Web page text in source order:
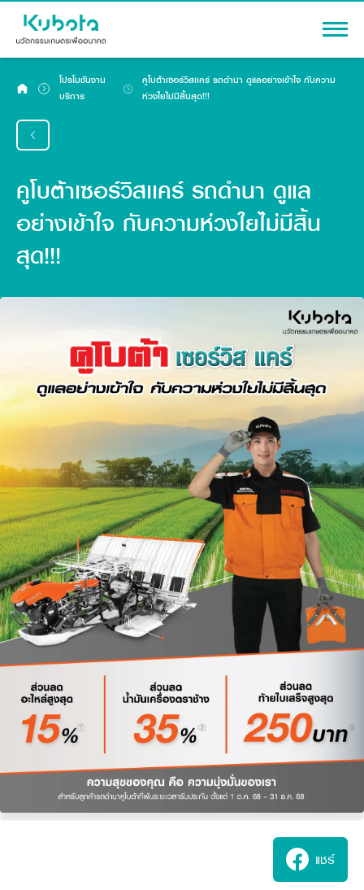
หน้าหลัก
ตารางบำรุงรักษาตามระยะ
มาตรฐานการบริการ (KES)
โปรโมชันงาน
บริการ
คูโบต้าเซอร์วิสเเคร์ รถดำนา ดูแลอย่างเข้าใจ กับความ
ห่วงใยไม่มีสิ้นสุด!!!
คูโบต้าเซอร์วิสเเคร์ รถดำนา ดูแล
อย่างเข้าใจ กับความห่วงใยไม่มีสิ้น
สุด!!!
แชร์